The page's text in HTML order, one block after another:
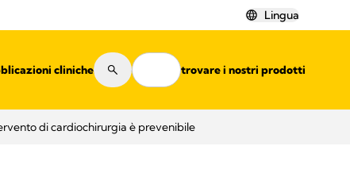
Lingua
clinicheRisorse Dove trovare i nostri prodotti
di cardiochirurgia è prevenibile